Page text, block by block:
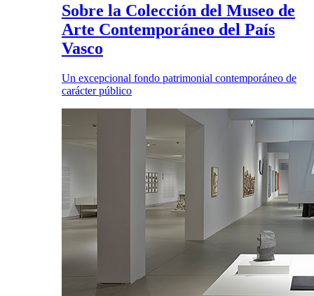
Sobre la Colección del Museo de
Arte Contemporáneo del País
Vasco
Un excepcional fondo patrimonial contemporáneo de
carácter público